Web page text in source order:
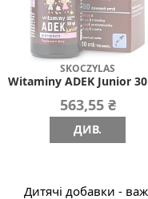
SKOCZYLAS
Witaminy ADEK Junior
563,55 ₴
ДИВ.
Дитячі добавки -